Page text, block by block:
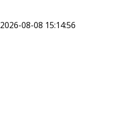
2026-08-08 15:14:56